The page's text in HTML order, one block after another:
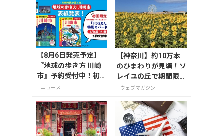
【8月6日発売予定】
『地球の歩き方 川崎
市』予約受付中！初
回限定版は「ドラえ
き
ニュース
【神奈川】約10万本
のひまわりが見頃！ソ
レイユの丘で期間限定
「ひまわりグルメ」を
ウェブマガジン